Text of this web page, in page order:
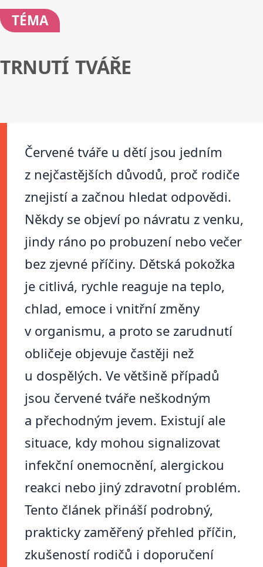
TÉMA
TRNUTÍ TVÁŘE
Červené tváře u dětí jsou jedním
z nejčastějších důvodů, proč rodiče
znejistí a začnou hledat odpovědi.
Někdy se objeví po návratu z venku,
jindy ráno po probuzení nebo večer
bez zjevné příčiny. Dětská pokožka
je citlivá, rychle reaguje na teplo,
chlad, emoce i vnitřní změny
v organismu, a proto se zarudnutí
obličeje objevuje častěji než
u dospělých. Ve většině případů
jsou červené tváře neškodným
a přechodným jevem. Existují ale
situace, kdy mohou signalizovat
infekční onemocnění, alergickou
reakci nebo jiný zdravotní problém.
Tento článek přináší podrobný,
prakticky zaměřený přehled příčin,
zkušeností rodičů i doporučení